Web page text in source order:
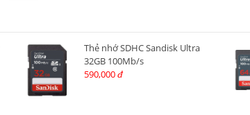
Thẻ nhớ SDHC Sandisk Ultra
32GB 100Mb/s
590,000 đ